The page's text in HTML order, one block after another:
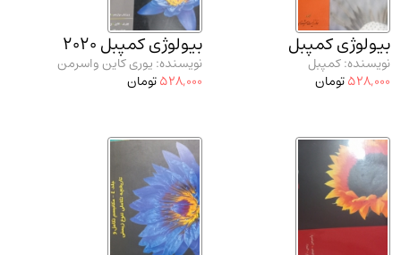
بیولوژی کمپبل
نویسنده: کمپبل
528,000تومان
بیولوژی کمپبل 2020
نویسنده: یوری کاین واسرمن
528,000تومان